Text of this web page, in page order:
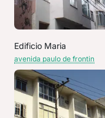
Edificio Maria
avenida paulo de frontin